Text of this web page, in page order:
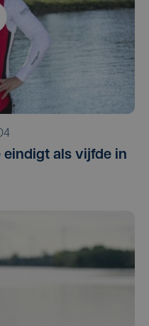
eindigt als vijfde in